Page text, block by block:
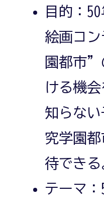
目的：
絵画コ
園都市”
ける機
知らな
究学園
待できる
テーマ